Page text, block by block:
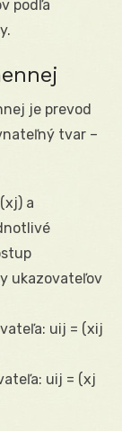
podľa
je prevod
tvar –
a
ukazovateľov
uij = (xij
uij = (xj